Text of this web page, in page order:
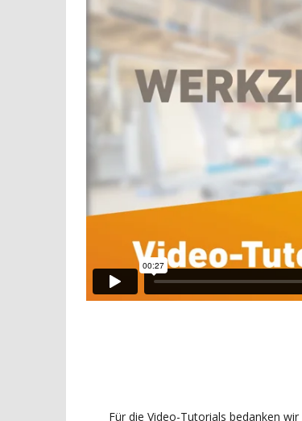
Für die Video-Tutorials bedanken